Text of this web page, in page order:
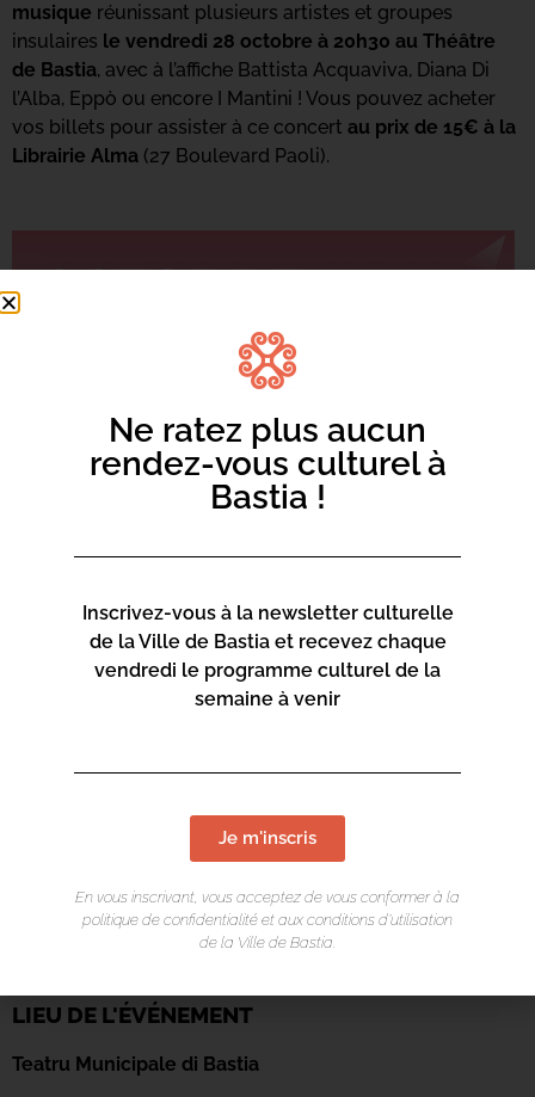
musique réunissant plusieurs artistes et groupes
insulaires le vendredi 28 octobre à 20h30 au Théâtre
de Bastia, avec à l’affiche Battista Acquaviva, Diana Di
l’Alba, Eppò ou encore I Mantini ! Vous pouvez acheter
vos billets pour assister à ce concert au prix de 15€ à la
Librairie Alma (27 Boulevard Paoli).
LIEU DE L'ÉVÉNEMENT
Teatru Municipale di Bastia
Ne ratez plus aucun
rendez-vous culturel à
Bastia !
Inscrivez-vous à la newsletter culturelle
de la Ville de Bastia et recevez chaque
vendredi le programme culturel de la
semaine à venir
Je m'inscris
En vous inscrivant, vous acceptez de vous conformer à la
politique de confidentialité et aux conditions d’utilisation
de la Ville de Bastia.